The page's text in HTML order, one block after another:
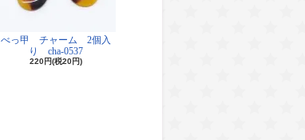
べっ甲 チャーム 2個入
り cha-0537
220円(税20円)